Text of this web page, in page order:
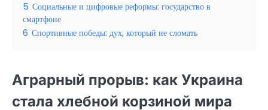
5 Социальные и цифровые реформы: государство в
смартфоне
6 Спортивные победы: дух, который не сломать
Аграрный прорыв: как Украина
стала хлебной корзиной мира